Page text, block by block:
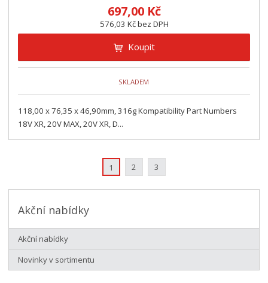
697,00 Kč
576,03 Kč bez DPH
Koupit
SKLADEM
118,00 x 76,35 x 46,90mm, 316g Kompatibility Part Numbers
18V XR, 20V MAX, 20V XR, D...
1 2 3
Akční nabídky
Akční nabídky
Novinky v sortimentu